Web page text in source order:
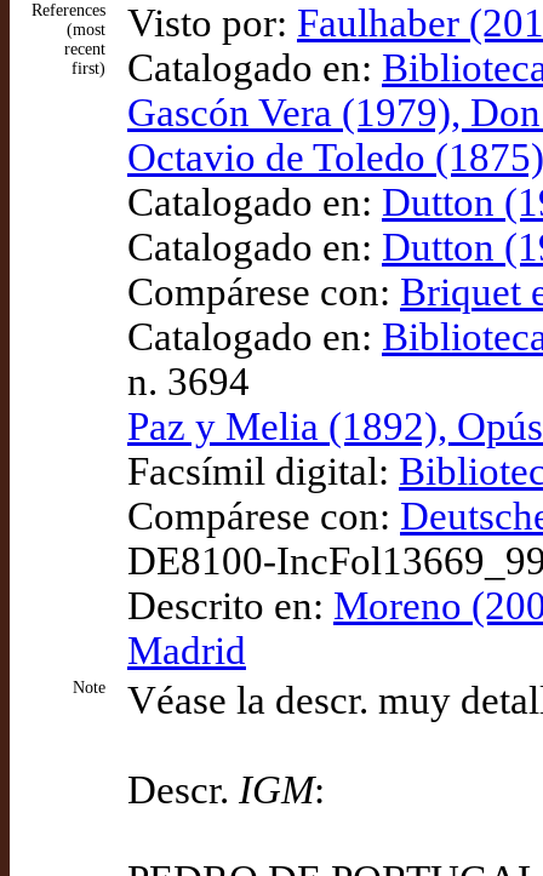
References
(most
recent
first)
Visto por: Faulhaber
Catalogado en:
Gascón Vera (1979),
Octavio de Toledo
Catalogado en: Dutton
Catalogado en: Dutton
Compárese con: Briquet
Catalogado en:
n. 3694
Paz y Melia (1892),
Facsímil digital:
Compárese con:
DE8100-
Descrito en: Moreno
Madrid
Note Véase la descr. muy
Descr. IGM: